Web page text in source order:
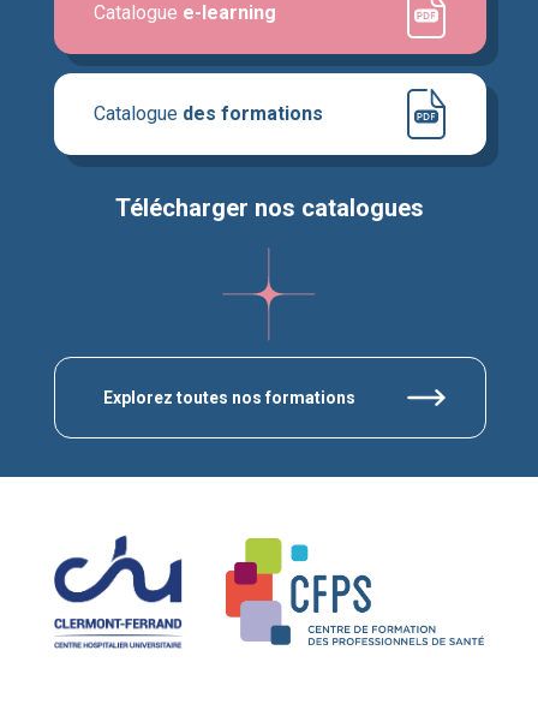
Explorez toutes nos formations
Télécharger nos catalogues
Catalogue des formations
Catalogue e-learning